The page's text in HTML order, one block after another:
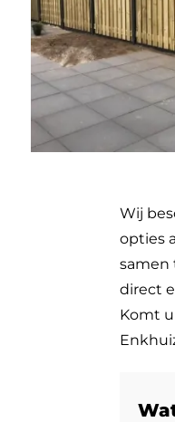
Wij
opties
samen
direct
Komt